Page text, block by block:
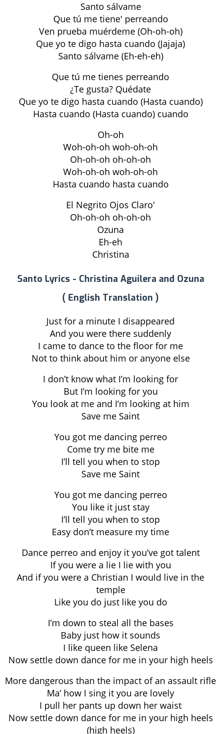
Santo sálvame
Que tú me tiene' perreando
Ven prueba muérdeme (Oh-oh-oh)
Que yo te digo hasta cuando (Jajaja)
Santo sálvame (Eh-eh-eh)
Que tú me tienes perreando
¿Te gusta? Quédate
Que yo te digo hasta cuando (Hasta cuando)
Hasta cuando (Hasta cuando) cuando
Oh-oh
Woh-oh-oh woh-oh-oh
Oh-oh-oh oh-oh-oh
Woh-oh-oh woh-oh-oh
Hasta cuando hasta cuando
El Negrito Ojos Claro'
Oh-oh-oh oh-oh-oh
Ozuna
Eh-eh
Christina
Santo Lyrics - Christina Aguilera and Ozuna
( English Translation )
Just for a minute I disappeared
And you were there suddenly
I came to dance to the floor for me
Not to think about him or anyone else
I don’t know what I’m looking for
But I’m looking for you
You look at me and I’m looking at him
Save me Saint
You got me dancing perreo
Come try me bite me
I’ll tell you when to stop
Save me Saint
You got me dancing perreo
You like it just stay
I’ll tell you when to stop
Easy don’t measure my time
Dance perreo and enjoy it you’ve got talent
If you were a lie I lie with you
And if you were a Christian I would live in the
temple
Like you do just like you do
I’m down to steal all the bases
Baby just how it sounds
I like queen like Selena
Now settle down dance for me in your high heels
More dangerous than the impact of an assault rifle
Ma’ how I sing it you are lovely
I pull her pants up down her waist
Now settle down dance for me in your high heels
(high heels)